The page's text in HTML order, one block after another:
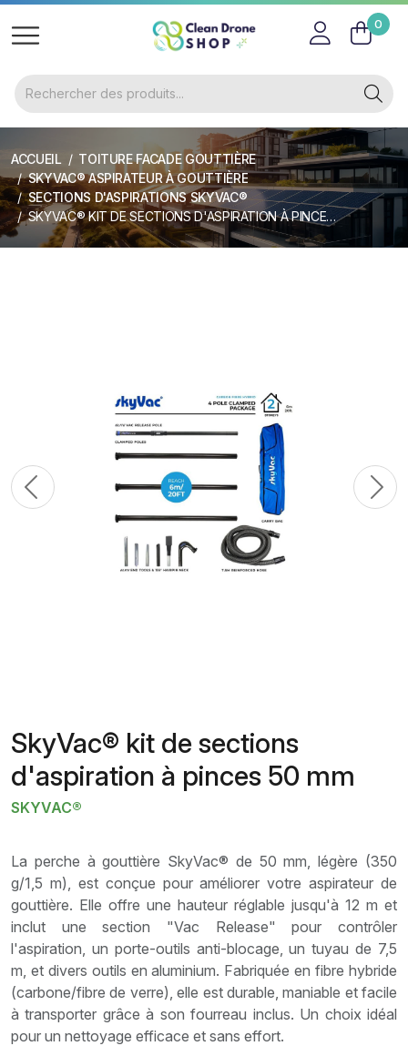
0
ACCUEIL
TOITURE FACADE GOUTTIÈRE
SKYVAC® ASPIRATEUR À GOUTTIÈRE
SECTIONS D'ASPIRATIONS SKYVAC®
SKYVAC® KIT DE SECTIONS D'ASPIRATION À PINCES 50 MM
Previous
SkyVac® kit de sections
d'aspiration à pinces 50 mm
SKYVAC®
La perche à gouttière SkyVac® de 50 mm, légère (350
g/1,5 m), est conçue pour améliorer votre aspirateur de
gouttière. Elle offre une hauteur réglable jusqu'à 12 m et
inclut une section "Vac Release" pour contrôler
l'aspiration, un porte-outils anti-blocage, un tuyau de 7,5
m, et divers outils en aluminium. Fabriquée en fibre hybride
(carbone/fibre de verre), elle est durable, maniable et facile
à transporter grâce à son fourreau inclus. Un choix idéal
pour un nettoyage efficace et sans effort.